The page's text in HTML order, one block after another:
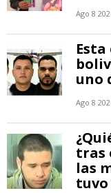
Ago 8
uno
Ago 8
tras
las
tuvo